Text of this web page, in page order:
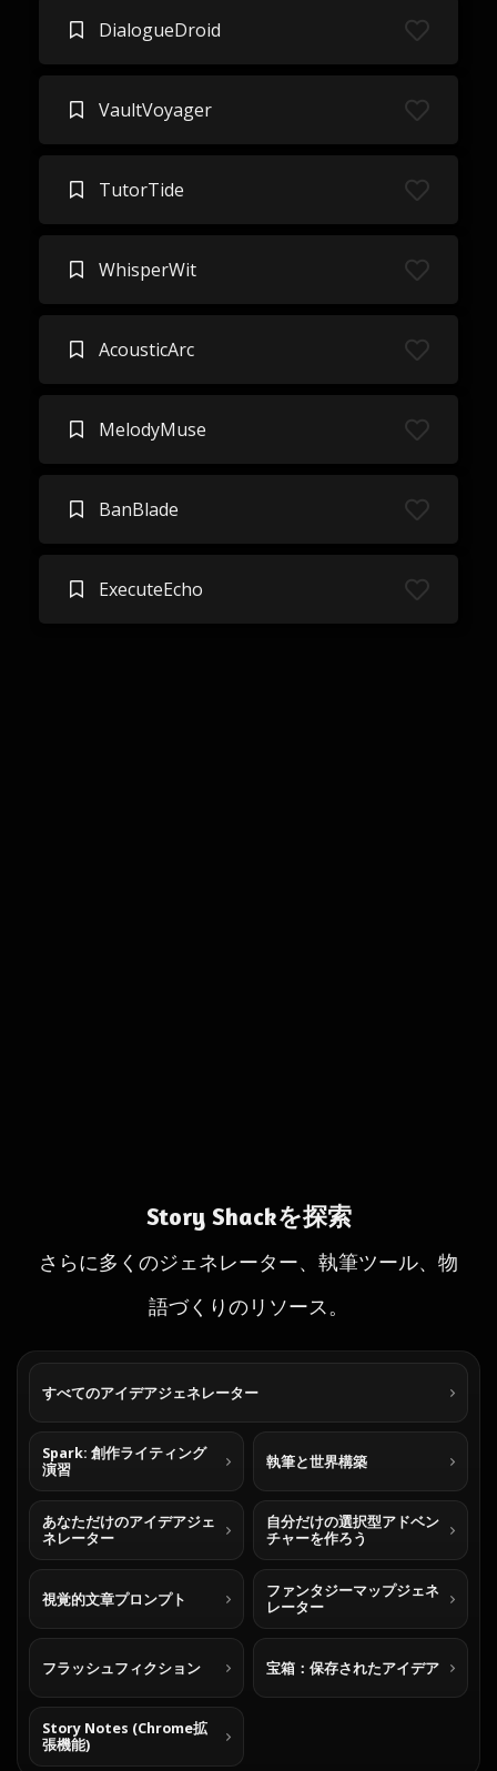
DialogueDroid
VaultVoyager
TutorTide
WhisperWit
AcousticArc
MelodyMuse
BanBlade
ExecuteEcho
Story Shackを探索
さらに多くのジェネレーター、執筆ツール、物
語づくりのリソース。
すべてのアイデアジェネレーター
Spark: 創作ライティング
演習
執筆と世界構築
あなただけのアイデアジェ
ネレーター
自分だけの選択型アドベン
チャーを作ろう
視覚的文章プロンプト
ファンタジーマップジェネ
レーター
フラッシュフィクション 宝箱：保存されたアイデア
Story Notes (Chrome拡
張機能)